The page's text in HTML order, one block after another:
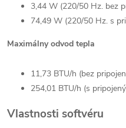
3,44 W (220/50 Hz. bez
74,49 W (220/50 Hz. s
Maximálny odvod tepla
11,73 BTU/h (bez
254,01 BTU/h (s
Vlastnosti softvéru